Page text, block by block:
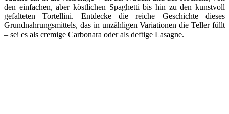
den einfachen, aber köstlichen Spaghetti bis hin zu den kunstvoll
gefalteten Tortellini. Entdecke die reiche Geschichte dieses
Grundnahrungsmittels, das in unzähligen Variationen die Teller füllt
– sei es als cremige Carbonara oder als deftige Lasagne.